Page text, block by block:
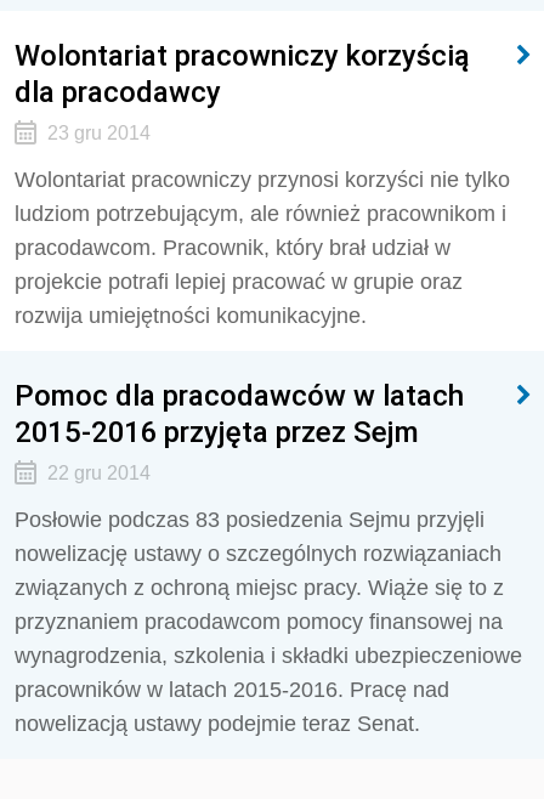
Wolontariat pracowniczy korzyścią
dla pracodawcy
23 gru 2014
Wolontariat pracowniczy przynosi korzyści nie tylko
ludziom potrzebującym, ale również pracownikom i
pracodawcom. Pracownik, który brał udział w
projekcie potrafi lepiej pracować w grupie oraz
rozwija umiejętności komunikacyjne.
Pomoc dla pracodawców w latach
2015-2016 przyjęta przez Sejm
22 gru 2014
Posłowie podczas 83 posiedzenia Sejmu przyjęli
nowelizację ustawy o szczególnych rozwiązaniach
związanych z ochroną miejsc pracy. Wiąże się to z
przyznaniem pracodawcom pomocy finansowej na
wynagrodzenia, szkolenia i składki ubezpieczeniowe
pracowników w latach 2015-2016. Pracę nad
nowelizacją ustawy podejmie teraz Senat.